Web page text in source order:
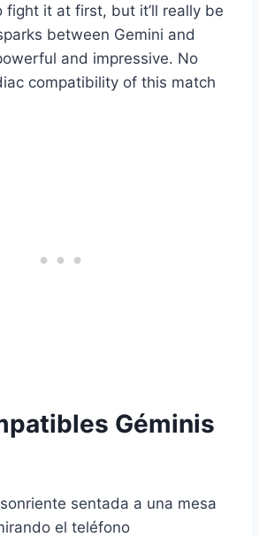
fight it at first, but it’ll really be
between Gemini and
and impressive. No
compatibility of this match
Géminis